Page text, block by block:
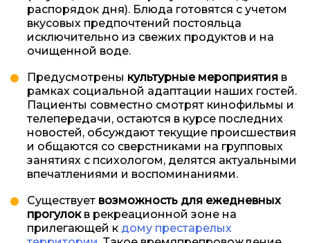
распорядок дня). Блюда готовятся с учетом
вкусовых предпочтений постояльца
исключительно из свежих продуктов и на
очищенной воде.
Предусмотрены культурные мероприятия в
рамках социальной адаптации наших гостей.
Пациенты совместно смотрят кинофильмы и
телепередачи, остаются в курсе последних
новостей, обсуждают текущие происшествия
и общаются со сверстниками на групповых
занятиях с психологом, делятся актуальными
впечатлениями и воспоминаниями.
Существует возможность для ежедневных
прогулокв рекреационной зоне на
прилегающей к дому престарелых